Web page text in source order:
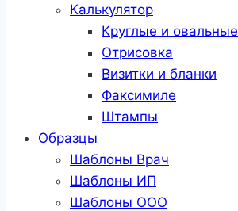
Калькулятор
Круглые и овальные
Отрисовка
Визитки и бланки
Факсимиле
Штампы
Образцы
Шаблоны Врач
Шаблоны ИП
Шаблоны ООО